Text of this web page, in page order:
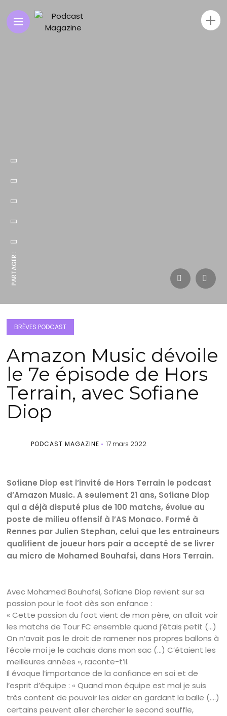
PARTAGER :
BRÈVES PODCAST
Amazon Music dévoile
le 7e épisode de Hors
Terrain, avec Sofiane
Diop
PODCAST MAGAZINE 17 mars 2022
Sofiane Diop est l’invité de Hors Terrain le podcast
d’Amazon Music. A seulement 21 ans, Sofiane Diop
qui a déjà disputé plus de 100 matchs, évolue au
poste de milieu offensif à l’AS Monaco. Formé à
Rennes par Julien Stephan, celui que les entraineurs
qualifient de joueur hors pair a accepté de se livrer
au micro de Mohamed Bouhafsi, dans Hors Terrain.
Avec Mohamed Bouhafsi, Sofiane Diop revient sur sa
passion pour le foot dès son enfance :
« Cette passion du foot vient de mon père, on allait voir
les matchs de Tour FC ensemble quand j’étais petit (…)
On n’avait pas le droit de ramener nos propres ballons à
l’école moi je le cachais dans mon sac (…) C’étaient les
meilleures années », raconte-t’il.
Il évoque l’importance de la confiance en soi et de
l’esprit d’équipe : « Quand mon équipe est mal je suis
très content de pouvoir les aider en gardant la balle (….)
certains peuvent aller chercher le second souffle,